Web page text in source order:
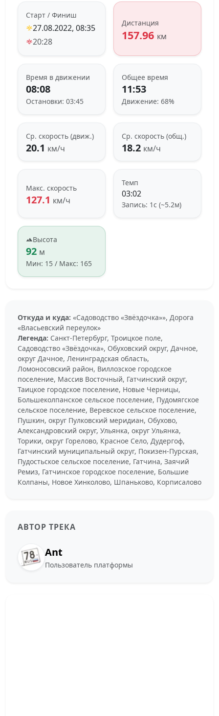
Старт / Финиш
27.08.2022, 08:35
20:28
Дистанция
157.96 км
Время в движении
08:08
Остановки: 03:45
Общее время
11:53
Движение: 68%
Ср. скорость (движ.)
20.1 км/ч
Ср. скорость (общ.)
18.2 км/ч
Макс. скорость
127.1 км/ч
Темп
03:02
Запись: 1с (~5.2м)
Высота
92 м
Мин: 15 / Макс: 165
Откуда и куда: «Садоводство «Звёздочка»», Дорога
«Власьевский переулок»
Легенда: Санкт-Петербург, Троицкое поле,
Садоводство «Звёздочка», Обуховский округ, Дачное,
округ Дачное, Ленинградская область,
Ломоносовский район, Виллозское городское
поселение, Массив Восточный, Гатчинский округ,
Таицкое городское поселение, Новые Черницы,
Большеколпанское сельское поселение, Пудомягское
сельское поселение, Веревское сельское поселение,
Пушкин, округ Пулковский меридиан, Обухово,
Александровский округ, Ульянка, округ Ульянка,
Торики, округ Горелово, Красное Село, Дудергоф,
Гатчинский муниципальный округ, Покизен-Пурская,
Пудостьское сельское поселение, Гатчина, Заячий
Ремиз, Гатчинское городское поселение, Большие
Колпаны, Новое Хинколово, Шпаньково, Корписалово
АВТОР ТРЕКА
Ant
Пользователь платформы